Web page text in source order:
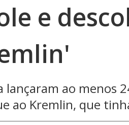
e
lançaram ao menos
ao Kremlin, que